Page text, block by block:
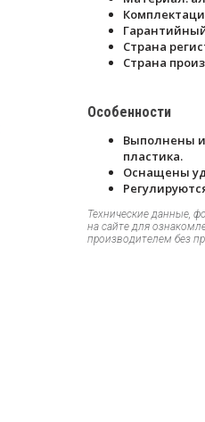
Страна
Страна
Особенности
Выполнены
пластика.
Оснащены
Технические данные,
на сайте для
производителем без